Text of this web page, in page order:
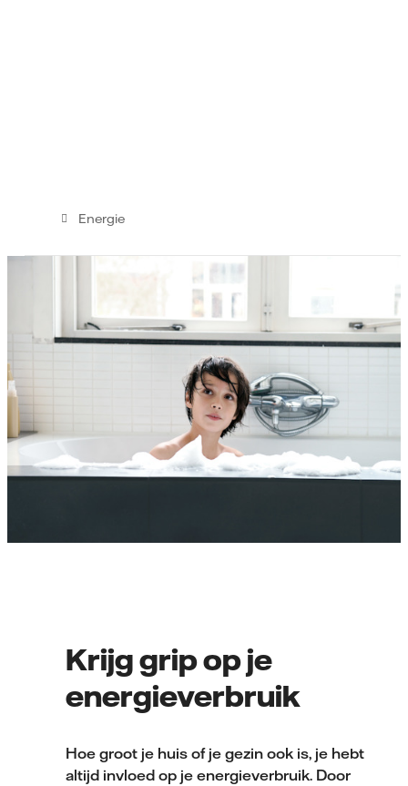
Energie
Krijg grip op je
energieverbruik
Hoe groot je huis of je gezin ook is, je hebt
altijd invloed op je energieverbruik. Door